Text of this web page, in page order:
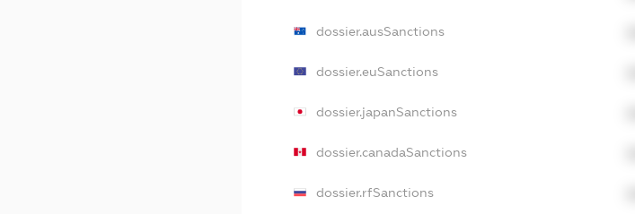
dossier.ausSanctions
dossier.euSanctions
dossier.japanSanctions
dossier.canadaSanctions
dossier.rfSanctions